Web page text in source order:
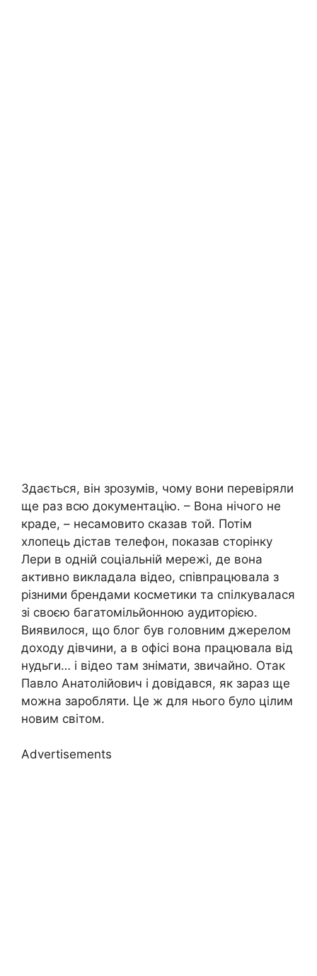
Здається, він зрозумів, чому вони перевіряли
ще раз всю документацію. – Вона нічого не
краде, – несамовито сказав той. Потім
хлопець дістав телефон, показав сторінку
Лери в одній соціальній мережі, де вона
активно викладала відео, співпрацювала з
різними брендами косметики та спілкувалася
зі своєю багатомільйонною аудиторією.
Виявилося, що блог був головним джерелом
доходу дівчини, а в офісі вона працювала від
нудьги… і відео там знімати, звичайно. Отак
Павло Анатолійович і довідався, як зараз ще
можна заробляти. Це ж для нього було цілим
новим світом.
Advertisements